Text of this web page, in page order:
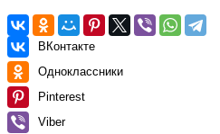
ВКонтакте
Одноклассники
Pinterest
Viber